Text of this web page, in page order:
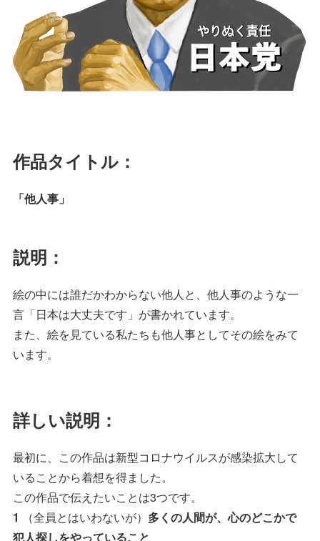
作品タイトル：
「他人事」
説明：
絵の中には誰だかわからない他人と、他人事のような一
言「日本は大丈夫です」が書かれています。
また、絵を見ている私たちも他人事としてその絵をみて
います。
詳しい説明：
最初に、この作品は新型コロナウイルスが感染拡大して
いることから着想を得ました。
この作品で伝えたいことは3つです。
1
（全員とはいわないが） 多くの人間が、心のどこかで
犯人探しをやっていること